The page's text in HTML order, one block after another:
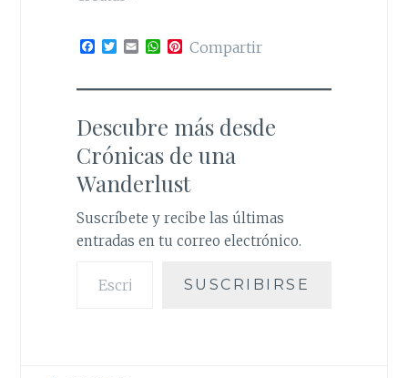
F
e
o
o
k
T
t
e
r
E
i
W
t
A
p
p
P
t
r
e
s
t
Compartir
Descubre más desde
Crónicas de una
Wanderlust
Suscríbete y recibe las últimas
entradas en tu correo electrónico.
SUSCRIBIRSE